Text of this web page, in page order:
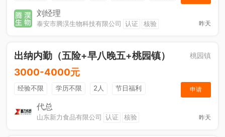
节日福利刘经理
泰安市腾淏生物科技有限公司 认证 核验 昨天
出纳内勤（五险+早八晚五+桃园镇） 桃园镇
3000-4000元
经验不限 学历不限 2人
节日福利
社保五险
工作餐
申请
代总
山东新力食品有限公司 认证 核验 昨天